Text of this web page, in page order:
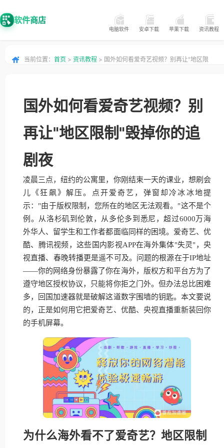
软件商店
电脑软件 安卓下载 苹果下载 资讯教程
当前位置： 首页 > 资讯教程 > 国外如何看爱奇艺视频？别再让"地区限
国外如何看爱奇艺视频？别
再让"地区限制"毁掉你的追
剧夜
凌晨三点，纽约的公寓里，你刚结束一天的课业，想刷会
儿《狂飙》解压。点开爱奇艺，弹窗却冷冰冰地提
示："由于版权限制，您所在的地区无法观看。"这不是个
例。从洛杉矶到伦敦，从多伦多到悉尼，超过6000万海
外华人、留学生和工作者都面临同样的困境。爱奇艺、优
酷、腾讯视频，这些国内影视APP在海外集体"失灵"，央
视直播、春晚转播更是遥不可及。问题的根源在于IP地址
——你的网络身份暴露了你在海外，版权方和平台方为了
遵守地区授权协议，只能将你拒之门外。但办法总比困难
多，回国加速器就是破解这道数字围墙的钥匙。本文要说
的，正是如何用它把爱奇艺、优酷、央视直播重新装回你
的手机屏幕。
为什么海外看不了爱奇艺？地区限制